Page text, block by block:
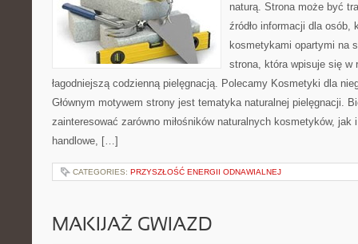
naturą. Strona może być
źródło informacji dla osób,
kosmetykami opartymi na
strona, która wpisuje się w
łagodniejszą codzienną pielęgnacją. Polecamy Kosmetyki dla
Głównym motywem strony jest tematyka naturalnej pielęgnacji.
zainteresować zarówno miłośników naturalnych kosmetyków, jak
handlowe, […]
CATEGORIES: PRZYSZŁOŚĆ ENERGII ODNAWIALNEJ
MAKIJAŻ GWIAZD